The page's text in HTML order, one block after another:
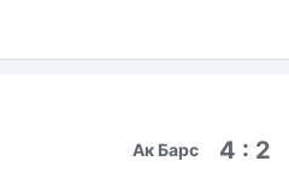
Ак Барс 4 : 2